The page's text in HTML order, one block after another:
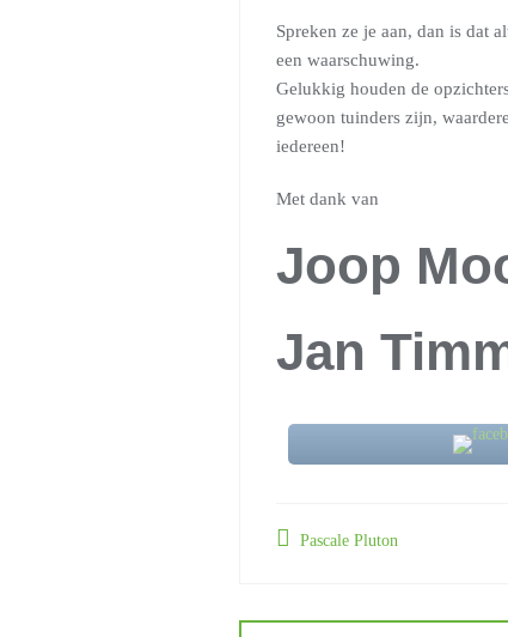
Spreken ze je aan, dan is dat
een waarschuwing.
Gelukkig houden de
gewoon tuinders zijn,
iedereen!
Met dank van
Joop
Jan
Pascale Pluton